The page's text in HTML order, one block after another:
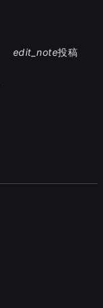
edit_note投稿